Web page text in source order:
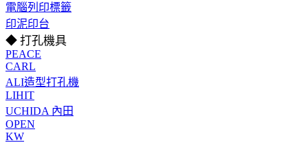
電腦列印標籤
印泥印台
◆ 打孔機具
PEACE
CARL
ALI造型打孔機
LIHIT
UCHIDA 內田
OPEN
KW